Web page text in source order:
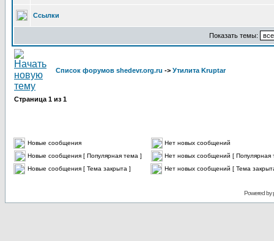
Ссылки
Показать темы:
Список форумов shedevr.org.ru -> Утилита Kruptar
Страница 1 из 1
Новые сообщения
Нет новых сообщений
Новые сообщения [ Популярная тема ]
Нет новых сообщений [ Популярная
Новые сообщения [ Тема закрыта ]
Нет новых сообщений [ Тема
Powered by